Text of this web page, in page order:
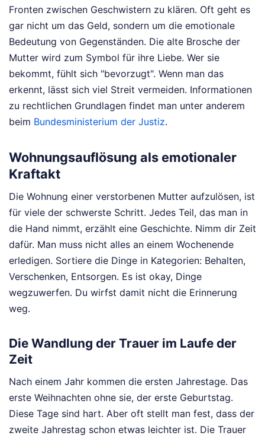
Fronten zwischen Geschwistern zu klären. Oft geht es
gar nicht um das Geld, sondern um die emotionale
Bedeutung von Gegenständen. Die alte Brosche der
Mutter wird zum Symbol für ihre Liebe. Wer sie
bekommt, fühlt sich "bevorzugt". Wenn man das
erkennt, lässt sich viel Streit vermeiden. Informationen
zu rechtlichen Grundlagen findet man unter anderem
beim Bundesministerium der Justiz.
Wohnungsauflösung als emotionaler
Kraftakt
Die Wohnung einer verstorbenen Mutter aufzulösen, ist
für viele der schwerste Schritt. Jedes Teil, das man in
die Hand nimmt, erzählt eine Geschichte. Nimm dir Zeit
dafür. Man muss nicht alles an einem Wochenende
erledigen. Sortiere die Dinge in Kategorien: Behalten,
Verschenken, Entsorgen. Es ist okay, Dinge
wegzuwerfen. Du wirfst damit nicht die Erinnerung
weg.
Die Wandlung der Trauer im Laufe der
Zeit
Nach einem Jahr kommen die ersten Jahrestage. Das
erste Weihnachten ohne sie, der erste Geburtstag.
Diese Tage sind hart. Aber oft stellt man fest, dass der
zweite Jahrestag schon etwas leichter ist. Die Trauer